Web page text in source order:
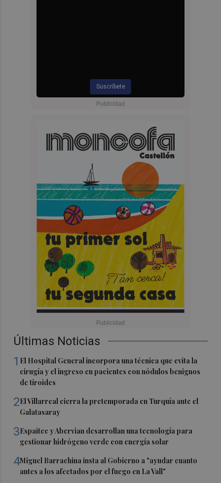
Suscríbete
Últimas Noticias
1 El Hospital General incorpora una técnica que evita la
cirugía y el ingreso en pacientes con nódulos benignos
de tiroides
2El Villarreal cierra la pretemporada en Turquía ante el
Galatasaray
3Espaitec y Abervian desarrollan una tecnología para
gestionar hidrógeno verde con energía solar
4Miguel Barrachina insta al Gobierno a "ayudar cuanto
antes a los afectados por el fuego en La Vall"